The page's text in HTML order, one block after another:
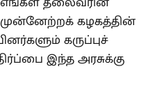
முன்னேற்றக் கழகத்தின்
கருப்புச்
இந்த அரசுக்கு